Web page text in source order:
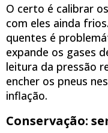
O certo é calibrar
com eles ainda
quentes é
expande os gases
leitura da pressão
encher os pneus
inflação.
Conservação: